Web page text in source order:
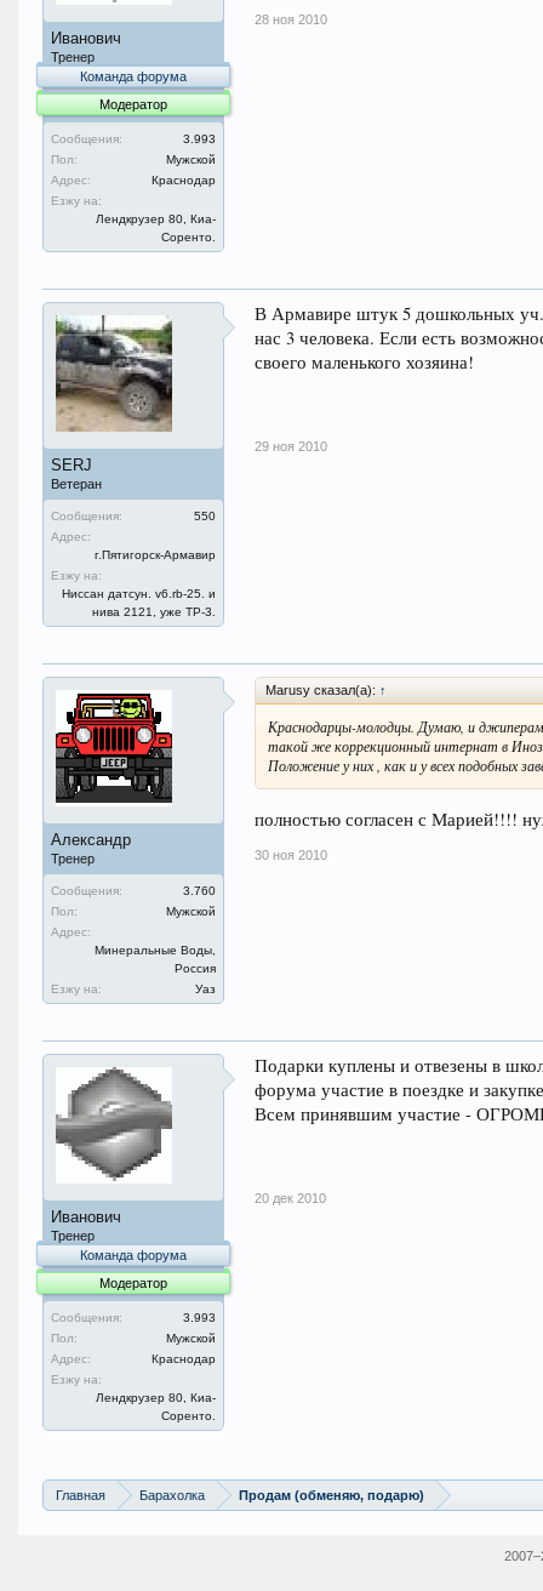
Иванович
Тренер
Команда форума
Модератор
Сообщения:
3.993
Пол:
Мужской
Адрес:
Краснодар
Езжу на:
Лендкрузер 80, Киа-
Соренто.
28 ноя 2010
SERJ
Ветеран
Сообщения:
550
Адрес:
г.Пятигорск-Армавир
Езжу на:
Ниссан датсун. v6.rb-25. и
нива 2121, уже ТР-3.
В Армавире штук 5 дошкольных
нас 3 человека. Если есть
своего маленького хозяина!
29 ноя 2010
Александр
Тренер
Сообщения:
3.760
Пол:
Мужской
Адрес:
Минеральные Воды,
Россия
Езжу на:
Уаз
Marusy сказал(а): ↑
Краснодарцы-молодцы. Думаю, и
такой же коррекционный интернат в
Положение у них , как и у всех подобных
полностью согласен с Марией!!!!
30 ноя 2010
Иванович
Тренер
Команда форума
Модератор
Сообщения:
3.993
Пол:
Мужской
Адрес:
Краснодар
Езжу на:
Лендкрузер 80, Киа-
Соренто.
Подарки куплены и отвезены в
форума участие в поездке и
Всем принявшим участие -
20 дек 2010
Главная Барахолка Продам (обменяю, подарю)
2007–